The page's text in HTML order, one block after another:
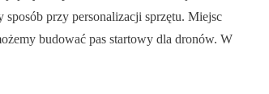
przy personalizacji sprzętu. Miejsc
budować pas startowy dla dronów. W